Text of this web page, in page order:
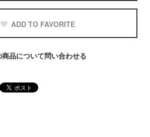
ADD TO FAVORITE
商品について問い合わせる